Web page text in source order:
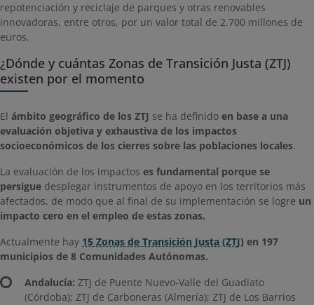
repotenciación y reciclaje de parques y otras renovables
innovadoras, entre otros, por un valor total de 2.700 millones de
euros.
¿Dónde y cuántas Zonas de Transición Justa (ZTJ)
existen por el momento
El ámbito geográfico de los ZTJ se ha definido en base a una
evaluación objetiva y exhaustiva de los impactos
socioeconómicos de los cierres sobre las poblaciones locales.
La evaluación de los impactos es fundamental porque se
persigue desplegar instrumentos de apoyo en los territorios más
afectados, de modo que al final de su implementación se logre un
impacto cero en el empleo de estas zonas.
Actualmente hay 15 Zonas de Transición Justa (ZTJ) en 197
municipios de 8 Comunidades Autónomas.
Andalucía: ZTJ de Puente Nuevo-Valle del Guadiato
(Córdoba); ZTJ de Carboneras (Almería); ZTJ de Los Barrios